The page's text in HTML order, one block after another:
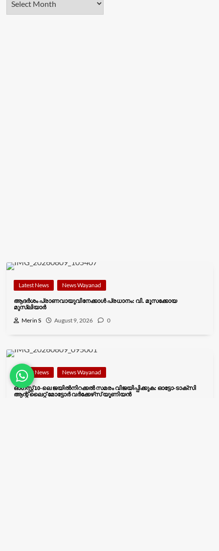
Latest News News Wayanad
ആദർശം പ്രാണവായുവിനേക്കാൾ പ്രധാനം: വി. മൂസക്കോയ
മുസ്ലിയാർ
Merin S August 9, 2026 0
Latest News News Wayanad
ഓഗസ്റ്റ് 10-ലെ ജയിൽനിറക്കൽ സമരം വിജയിപ്പിക്കുക: ഓട്ടോ-ടാക്‌സി
ആന്റ് ലൈറ്റ് മോട്ടോർ വർക്കേഴ്‌സ് യൂണിയൻ